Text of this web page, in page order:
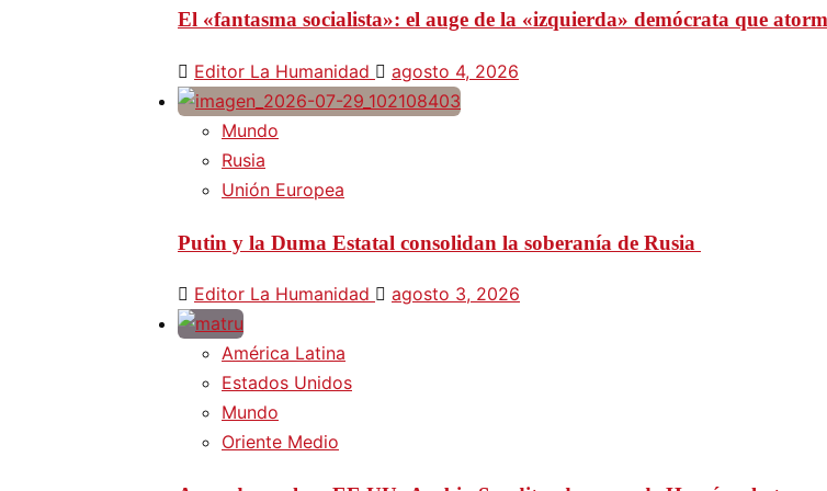
El «fantasma socialista»: el auge de la «izquierda» demócrata que
Editor La Humanidad agosto 4, 2026
Mundo
Rusia
Unión Europea
Putin y la Duma Estatal consolidan la soberanía de Rusia
Editor La Humanidad agosto 3, 2026
América Latina
Estados Unidos
Mundo
Oriente Medio